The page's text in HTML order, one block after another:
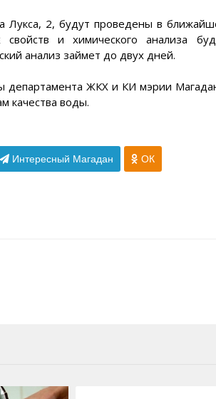
Лукса, 2, будут проведены в
свойств и химического анализа
анализ займет до двух дней.
департамента ЖКХ и КИ мэрии
качества воды.
Интересный Магадан ОК